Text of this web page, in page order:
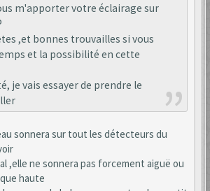
m'apporter votre éclairage sur
,et bonnes trouvailles si vous
et la possibilité en cette
je vais essayer de prendre le
sonnera sur tout les détecteurs du
,elle ne sonnera pas forcement aiguë ou
haute